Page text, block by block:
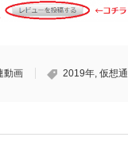
動画 2019年, 仮想